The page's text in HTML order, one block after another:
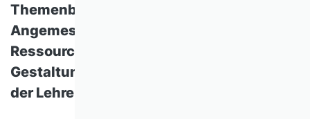
Themenbereich Qualität der Lehre:
Angemessene Zuständigkeiten,
Ressourcenbereitstellung und
Gestaltungsfreiheit fördern die Qualität
der Lehre.